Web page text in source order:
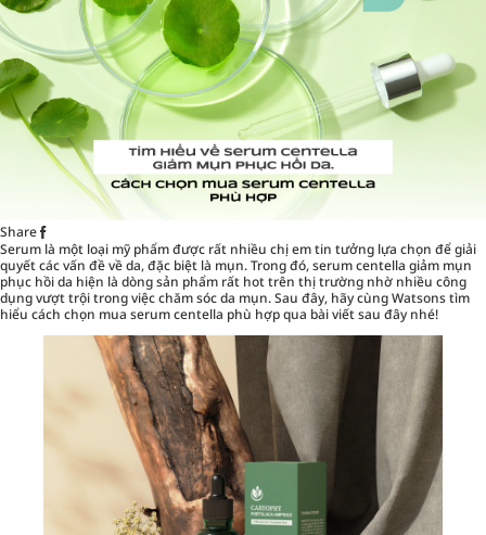
Share
Serum là một loại mỹ phẩm được rất nhiều chị em tin tưởng lựa chọn để giải
quyết các vấn đề về da, đặc biệt là mụn. Trong đó, serum centella giảm mụn
phục hồi da hiện là dòng sản phẩm rất hot trên thị trường nhờ nhiều công
dụng vượt trội trong việc chăm sóc da mụn. Sau đây, hãy cùngWatsonstìm
hiểu cách chọn mua serum centella phù hợp qua bài viết sau đây nhé!